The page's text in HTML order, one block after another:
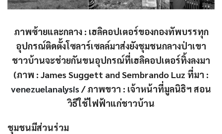
ภาพซ้ายและกลาง : เฮลิคอปเตอร์ของกองทัพบรรทุก
อุปกรณ์ติดตั้งโซลาร์เซลล์มาส่งยังชุมชนกลางป่าเขา
ชาวบ้านจะช่วยกันขนอุปกรณ์ที่เฮลิคอปเตอร์ทิ้งลงมา
(ภาพ : James Suggett and Sembrando Luz ที่มา :
venezuelanalysis/ ภาพขวา : เจ้าหน้าที่มูลนิธิฯ สอน
วิธีใช้ไฟฟ้าแก่ชาวบ้าน
ชุมชนมีส่วนร่วม